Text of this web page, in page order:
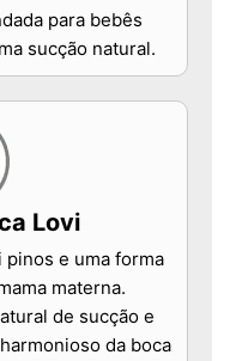
para bebês
sucção natural.
Lovi
pinos e uma forma
materna.
de sucção e
da boca